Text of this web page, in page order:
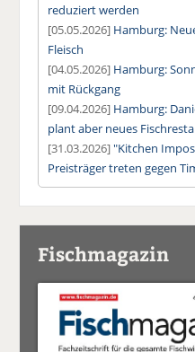
reduziert werden
[05.05.2026] Hamburg:
Fleisch
[04.05.2026] Hamburg:
mit Rückgang
[09.04.2026] Hamburg:
plant aber neues
[31.03.2026]"Kitchen
Preisträger treten gegen
Fischmagazin